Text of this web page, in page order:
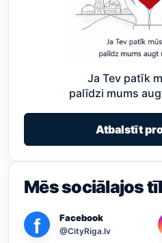
Ja Tev patīk
palīdzi mums
Atbalstīt
Mēs sociālajos
f Facebook
@CityRiga.lv